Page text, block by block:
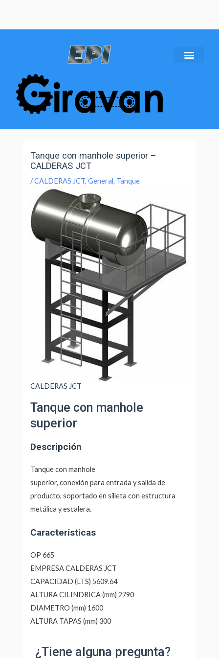
Tanque con manhole superior –
CALDERAS JCT
/CALDERAS JCT,General, Tanque
CALDERAS JCT
Tanque con manhole
superior
Descripción
Tanque con manhole
superior, conexión para entrada y salida de
producto, soportado en silleta con estructura
metálica y escalera.
Características
OP 665
EMPRESA CALDERAS JCT
CAPACIDAD (LTS) 5609.64
ALTURA CILINDRICA (mm) 2790
DIAMETRO (mm) 1600
ALTURA TAPAS (mm) 300
¿Tiene alguna pregunta?